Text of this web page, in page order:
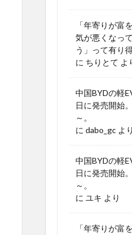
「年寄りが富
気が悪くなっ
う」って有り
に ちりとて よ
中国BYDの軽
日に発売開始
～。
に dabo_gc より
中国BYDの軽
日に発売開始
～。
に ユキ より
「年寄りが富